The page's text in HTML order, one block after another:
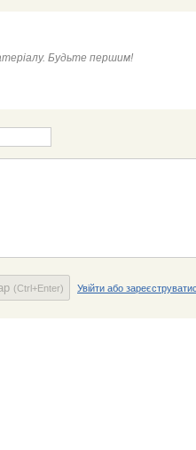
Будьте першим!
(Ctrl+Enter) Увійти або